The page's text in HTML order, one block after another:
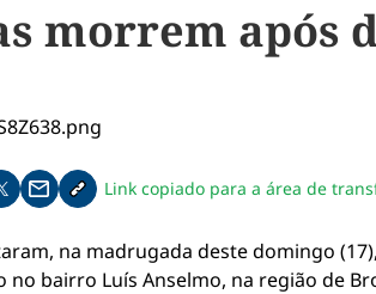
morrem após
pelo whatsapp
no facebook
Compartilhar no twitter
Compartilhe pelo email
Copiar link da notícia
Link copiado para a área de
na madrugada deste domingo
bairro Luís Anselmo, na região de